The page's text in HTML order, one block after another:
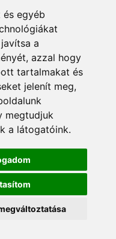
egyéb
a
azzal hogy
tartalmakat és
jelenít meg,
megtudjuk
a látogatóink.